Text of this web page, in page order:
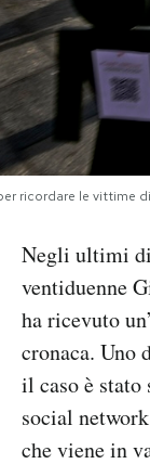
ricordare le vittime
Negli ultimi
ventiduenne
ha ricevuto
cronaca. Uno
il caso è
social
che viene in